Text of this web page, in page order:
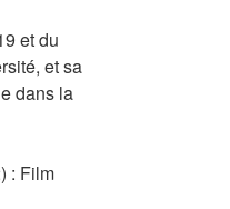
et du
et sa
dans la
: Film